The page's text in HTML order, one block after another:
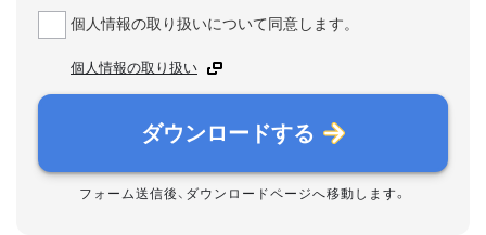
個人情報の取り扱いについて同意します。
個人情報の取り扱い
ダウンロードする
フォーム送信後、ダウンロードページへ移動します。